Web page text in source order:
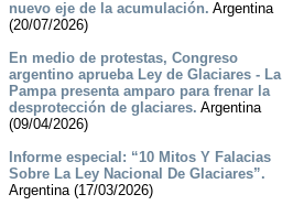
nuevo eje de la acumulación. Argentina
(20/07/2026)
En medio de protestas, Congreso
argentino aprueba Ley de Glaciares - La
Pampa presenta amparo para frenar la
desprotección de glaciares. Argentina
(09/04/2026)
Informe especial: “10 Mitos Y Falacias
Sobre La Ley Nacional De Glaciares”.
Argentina (17/03/2026)